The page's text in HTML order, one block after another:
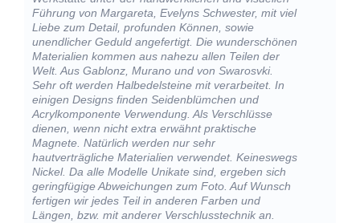
Führung von Margareta, Evelyns Schwester, mit viel
Liebe zum Detail, profunden Können, sowie
unendlicher Geduld angefertigt. Die wunderschönen
Materialien kommen aus nahezu allen Teilen der
Welt. Aus Gablonz, Murano und von Swarosvki.
Sehr oft werden Halbedelsteine mit verarbeitet. In
einigen Designs finden Seidenblümchen und
Acrylkomponente Verwendung. Als Verschlüsse
dienen, wenn nicht extra erwähnt praktische
Magnete. Natürlich werden nur sehr
hautverträgliche Materialien verwendet. Keineswegs
Nickel. Da alle Modelle Unikate sind, ergeben sich
geringfügige Abweichungen zum Foto. Auf Wunsch
fertigen wir jedes Teil in anderen Farben und
Längen, bzw. mit anderer Verschlusstechnik an.